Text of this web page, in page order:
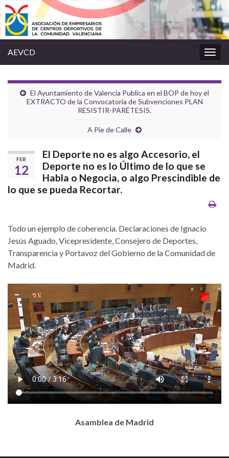
la
AEVCD
El Ayuntamiento de Valencia Publica en el BOP de hoy el
EXTRACTO de la Convocatoria de Subvenciones PLAN
RESISTIR-PARÉTESIS.
A Pie de Calle
FEB
12
El Deporte no es algo Accesorio, el
Deporte no es lo Último de lo que se
Habla o Negocia, o algo Prescindible de
lo que se pueda Recortar.
Todo un ejemplo de coherencia. Declaraciones de Ignacio
Jesús Aguado, Vicepresidente, Consejero de Deportes,
Transparencia y Portavoz del Gobierno de la Comunidad de
Madrid.
Asamblea de Madrid